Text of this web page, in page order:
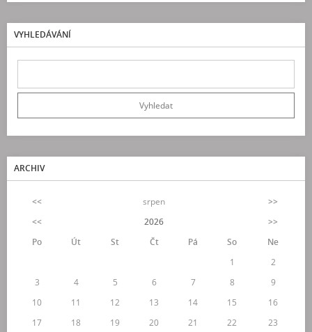
VYHLEDÁVÁNÍ
ARCHIV
<< srpen
>>
<<
2026
>>
Po
Út St Čt Pá So
Ne
1
2
3
4 5 6 7 8
9
10
11 12 13 14 15
16
17
18 19 20 21 22 23